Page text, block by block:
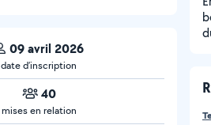
09 avril 2026
date d’inscription
40
mises en relation